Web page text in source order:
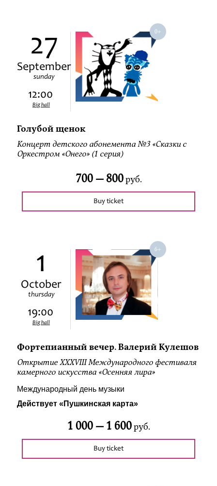
27
September
sunday
12:00
Big hall
Голубой щенок
Концерт детского абонемента №3 «Сказки с
Оркестром «Онего» (1 серия)
700 — 800руб.
Buy ticket
1
October
thursday
19:00
Big hall
Фортепианный вечер. Валерий Кулешов
Открытие ХХХVIII Международного фестиваля
камерного искусства «Осенняя лира»
Международный день музыки
Действует «Пушкинская карта»
1 000 — 1 600руб.
Buy ticket